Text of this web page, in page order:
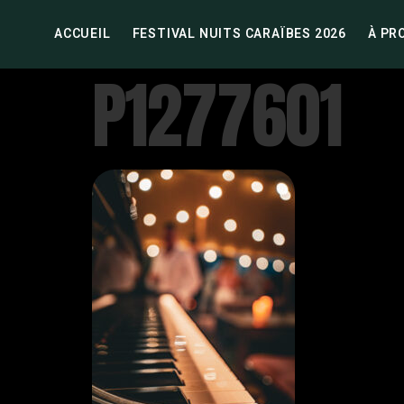
ACCUEIL FESTIVAL NUITS CARAÏBES 2026 À
P1277601